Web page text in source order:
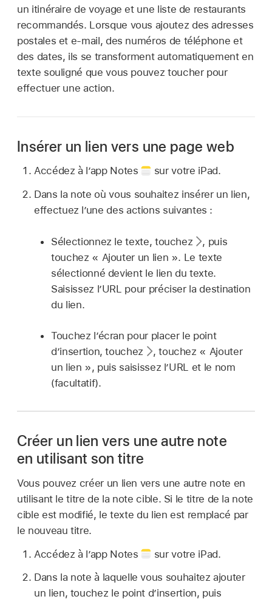
un itinéraire de voyage et une liste de restaurants
recommandés. Lorsque vous ajoutez des adresses
postales et e-mail, des numéros de téléphone et
des dates, ils se transforment automatiquement en
texte souligné que vous pouvez toucher pour
effectuer une action.
Insérer un lien vers une page web
Accédez à l’app Notes
sur votre iPad.
Dans la note où vous souhaitez insérer un lien,
effectuez l’une des actions suivantes :
Sélectionnez le texte, touchez , puis
touchez « Ajouter un lien ». Le texte
sélectionné devient le lien du texte.
Saisissez l’URL pour préciser la destination
du lien.
Touchez l’écran pour placer le point
d’insertion, touchez
,touchez « Ajouter
un lien », puis saisissez l’URL et le nom
(facultatif).
Créer un lien vers une autre note
en utilisant son titre
Vous pouvez créer un lien vers une autre note en
utilisant le titre de la note cible. Si le titre de la note
cible est modifié, le texte du lien est remplacé par
le nouveau titre.
Accédez à l’app Notes
sur votre iPad.
Dans la note à laquelle vous souhaitez ajouter
un lien, touchez le point d’insertion, puis